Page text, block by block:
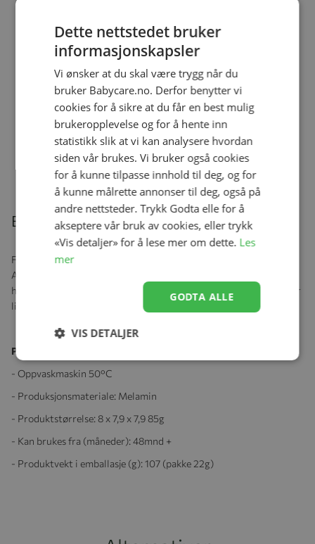
kr 249,00kr 174,30
Skål, Rätt Start, Beskow,
Blomsterfestival
kr 129,00 kr 90,30
Beskrivelse
Forgyll måltidene dine med en nydelig kopp med motiver fra
Astrid Lindgrens Marikken! Koppen er laget av 100 % melamin og
har en matt overflate som gjør det lettere å gripe. Siden koppen er
litt større passer det også å ha for eksempel yoghurt eller is i.
Produktspesifikasjoner:
- Oppvaskmaskin 50°C
- Produksjonsmateriale: Melamin
- Produktstørrelse: 8 x 7,9 x 7,9 85g
- Kan brukes fra (måneder): 48mnd +
- Produktvekt i emballasje (g): 107 (pakke 22g)
Relaterte produkter
Dette nettstedet bruker
informasjonskapsler
Vi ønsker at du skal være trygg når du
bruker Babycare.no. Derfor benytter vi
cookies for å sikre at du får en best mulig
brukeropplevelse og for å hente inn
statistikk slik at vi kan analysere hvordan
siden vår brukes. Vi bruker også cookies
for å kunne tilpasse innhold til deg, og for
å kunne målrette annonser til deg, også på
andre nettsteder. Trykk Godta elle for å
akseptere vår bruk av cookies, eller trykk
«Vis detaljer» for å lese mer om dette. Les
mer
GODTA ALLE
VIS DETALJER